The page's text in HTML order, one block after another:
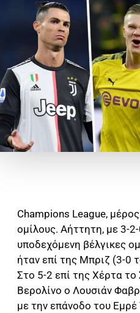
Champions League,
ομίλους. Αήττητη, με 3-
υποδεχόμενη βέλγικες
ήταν επί της Μπριζ (3-0
Στο 5-2 επί της Χέρτα
Βερολίνο ο Λουσιάν
με την επάνοδο του